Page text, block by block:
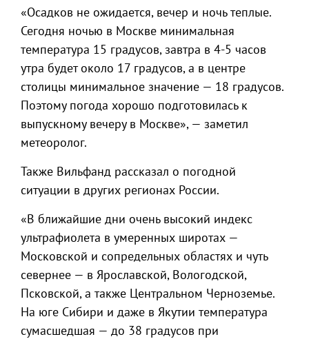
«Осадков не ожидается, вечер и ночь теплые.
Сегодня ночью в Москве минимальная
температура 15 градусов, завтра в 4-5 часов
утра будет около 17 градусов, а в центре
столицы минимальное значение — 18 градусов.
Поэтому погода хорошо подготовилась к
выпускному вечеру в Москве», — заметил
метеоролог.
Также Вильфанд рассказал о погодной
ситуации в других регионах России.
«В ближайшие дни очень высокий индекс
ультрафиолета в умеренных широтах —
Московской и сопредельных областях и чуть
севернее — в Ярославской, Вологодской,
Псковской, а также Центральном Черноземье.
На юге Сибири и даже в Якутии температура
сумасшедшая — до 38 градусов при